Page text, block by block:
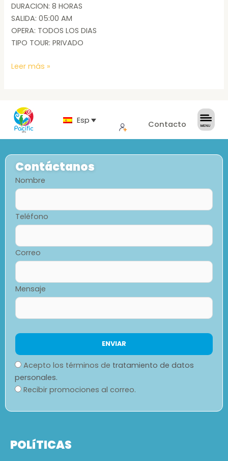
DURACION: 8 HORAS
SALIDA: 05:00 AM
OPERA: TODOS LOS DIAS
TIPO TOUR: PRIVADO
Leer más »
Español Contacto
Contáctanos
Nombre
Teléfono
Correo
Mensaje
Acepto los términos de tratamiento de datos
personales.
Recibir promociones al correo.
POLíTICAS